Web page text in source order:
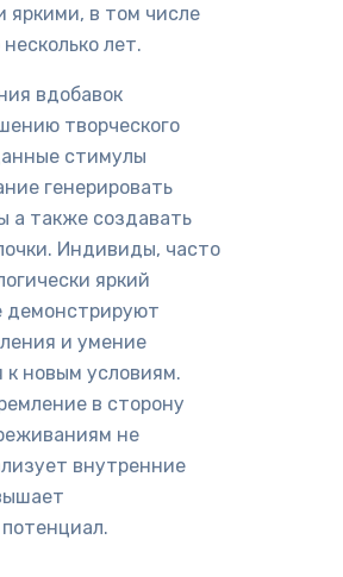
яркими, в том числе
лет.
вдобавок
творческого
стимулы
генерировать
а также создавать
Индивиды, часто
яркий
демонстрируют
и умение
к новым условиям.
в сторону
не
внутренние